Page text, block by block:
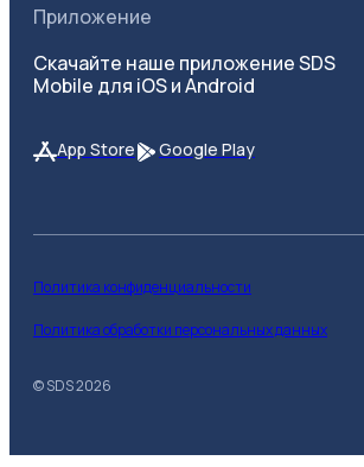
Приложение
Скачайте наше приложение SDS
Mobile для iOS и Android
App Store Google Play
© SDS2026
Политика конфиденциальности
Политика обработки персональных данных